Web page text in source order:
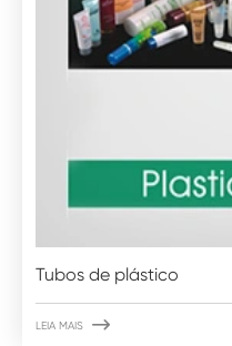
Tubos de plástico
LEIA MAIS 